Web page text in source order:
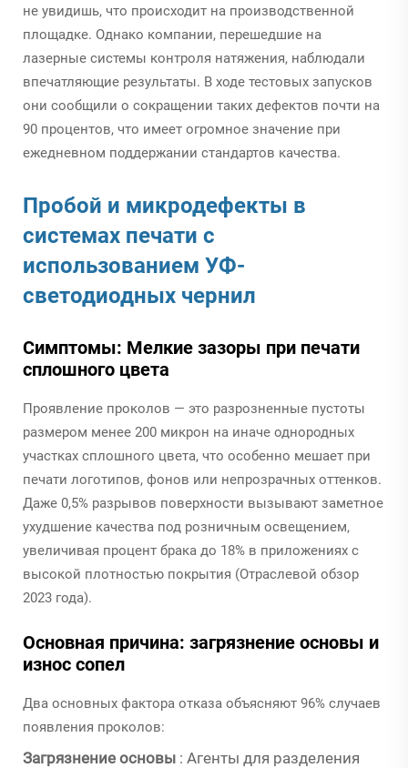
не увидишь, что происходит на производственной
площадке. Однако компании, перешедшие на
лазерные системы контроля натяжения, наблюдали
впечатляющие результаты. В ходе тестовых запусков
они сообщили о сокращении таких дефектов почти на
90 процентов, что имеет огромное значение при
ежедневном поддержании стандартов качества.
Пробой и микродефекты в
системах печати с
использованием УФ-
светодиодных чернил
Симптомы: Мелкие зазоры при печати
сплошного цвета
Проявление проколов — это разрозненные пустоты
размером менее 200 микрон на иначе однородных
участках сплошного цвета, что особенно мешает при
печати логотипов, фонов или непрозрачных оттенков.
Даже 0,5% разрывов поверхности вызывают заметное
ухудшение качества под розничным освещением,
увеличивая процент брака до 18% в приложениях с
высокой плотностью покрытия (Отраслевой обзор
2023 года).
Основная причина: загрязнение основы и
износ сопел
Два основных фактора отказа объясняют 96% случаев
появления проколов:
Загрязнение основы : Агенты для разделения